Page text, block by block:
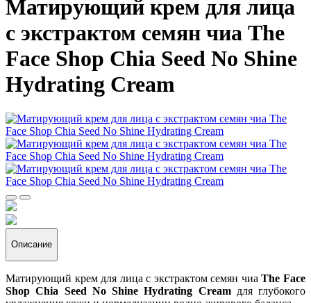
Матирующий крем для лица
с экстрактом семян чиа The
Face Shop Chia Seed No Shine
Hydrating Cream
Описание
Матирующий крем для лица с экстрактом семян чиаThe Face
Shop Chia Seed No Shine Hydrating Cream для глубокого